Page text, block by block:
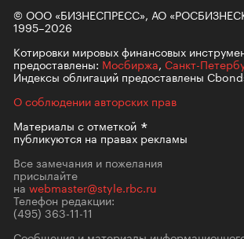
© ООО «БИЗНЕСПРЕСС», АО
1995–2026
Котировки мировых финансовых
предоставлены: Мосбиржа, Санкт-
Индексы облигаций предоставлены
О соблюдении авторских прав
Материалы сотметкой
публикуются на правах рекламы
Все замечания и пожелания
присылайте
на webmaster@style.rbc.ru
Телефон редакции:
(495) 363-11-11